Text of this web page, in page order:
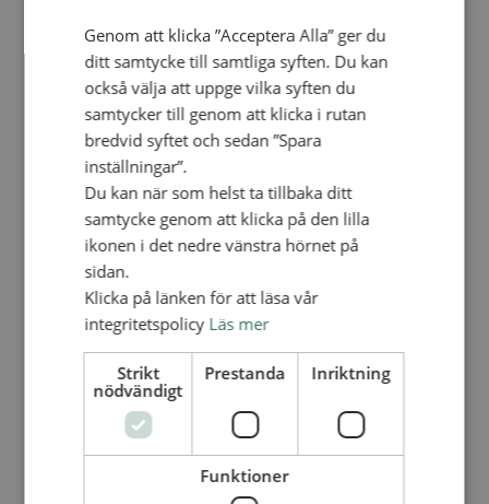
Personalförsäkringar
SAMP – personalförbundet
Kontakt
Kalender
Lediga tjänster
SAU
FÖR FÖRSAMLINGAR
VAD VI GÖR
Här finns vi
Nationella avdelningen
Nationella arbetsområden
Våra pionjära satsningar
Engagera dig nationellt
Ekumeniska året 2025
Genom att klicka ”Acceptera Alla” ger du
ditt samtycke till samtliga syften. Du kan
också välja att uppge vilka syften du
samtycker till genom att klicka i rutan
bredvid syftet och sedan ”Spara
inställningar”.
Du kan när som helst ta tillbaka ditt
samtycke genom att klicka på den lilla
ikonen i det nedre vänstra hörnet på
sidan.
Klicka på länken för att läsa vår
integritetspolicy Läs mer
Strikt
nödvändigt
Prestanda Inriktning
Funktioner